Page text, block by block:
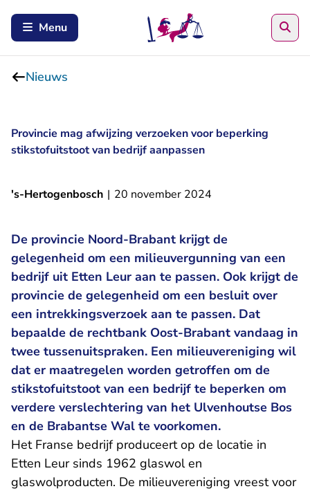
Menu
Nieuws
Provincie mag afwijzing verzoeken voor beperking
stikstofuitstoot van bedrijf aanpassen
's-Hertogenbosch | 20 november 2024
De provincie Noord-Brabant krijgt de
gelegenheid om een milieuvergunning van een
bedrijf uit Etten Leur aan te passen. Ook krijgt de
provincie de gelegenheid om een besluit over
een intrekkingsverzoek aan te passen. Dat
bepaalde de rechtbank Oost-Brabant vandaag in
twee tussenuitspraken. Een milieuvereniging wil
dat er maatregelen worden getroffen om de
stikstofuitstoot van een bedrijf te beperken om
verdere verslechtering van het Ulvenhoutse Bos
en de Brabantse Wal te voorkomen.
Het Franse bedrijf produceert op de locatie in
Etten Leur sinds 1962 glaswol en
glaswolproducten. De milieuvereniging vreest voor